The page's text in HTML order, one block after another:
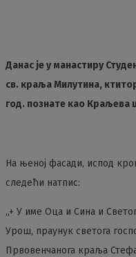
Данас је у манастиру
св. краља Милутина,
год. познате као Краљева
На њеној фасади, испод
следећи натпис:
„+ У име Оца и Сина и
Урош, праунук светога
Првовенчанога краља